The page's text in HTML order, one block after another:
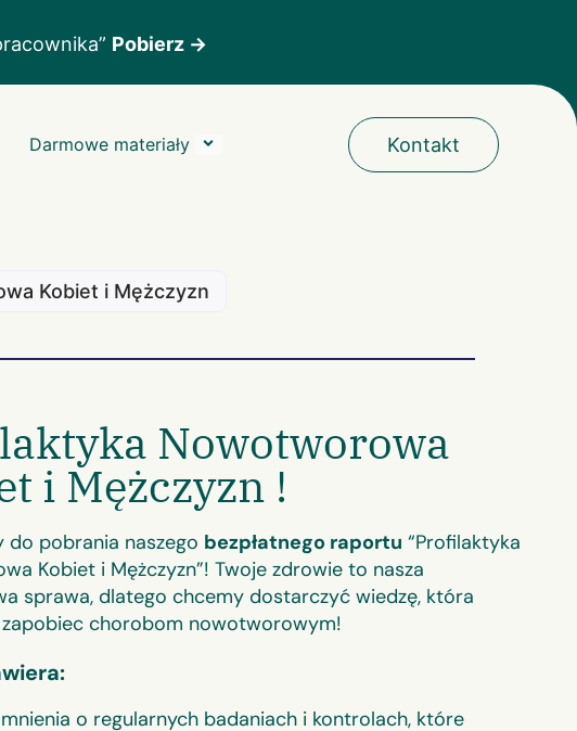
Pobierz →
Darmowe materiały Kontakt
Kobiet i Mężczyzn
Nowotworowa
i Mężczyzn !
do pobrania naszego bezpłatnego raportu “Profilaktyka
Kobiet i Mężczyzn”! Twoje zdrowie to nasza
sprawa, dlatego chcemy dostarczyć wiedzę, która
chorobom nowotworowym!
o regularnych badaniach i kontrolach, które